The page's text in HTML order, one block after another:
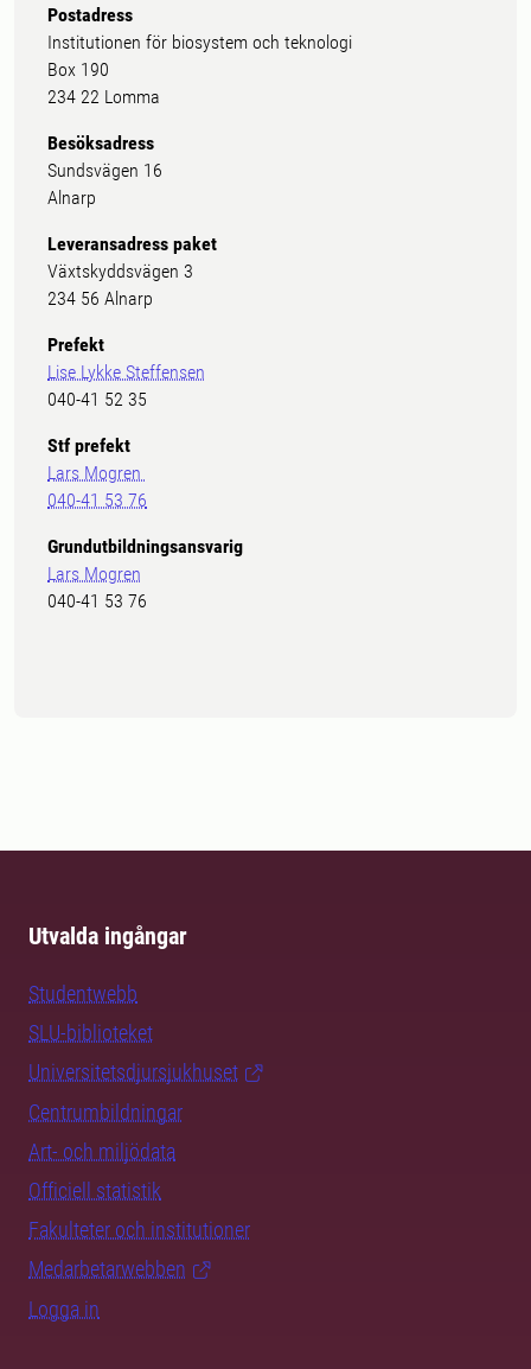
Postadress
Institutionen för biosystem och teknologi
Box 190
234 22 Lomma
Besöksadress
Sundsvägen 16
Alnarp
Leveransadress paket
Växtskyddsvägen 3
234 56 Alnarp
Prefekt
Lise Lykke Steffensen
040-41 52 35
Stf prefekt
Lars Mogren
040-41 53 76
Grundutbildningsansvarig
Lars Mogren
040-41 53 76
Utvalda ingångar
Studentwebb
SLU-biblioteket
Universitetsdjursjukhuset
Centrumbildningar
Art- och miljödata
Officiell statistik
Fakulteter och institutioner
Medarbetarwebben
Logga in